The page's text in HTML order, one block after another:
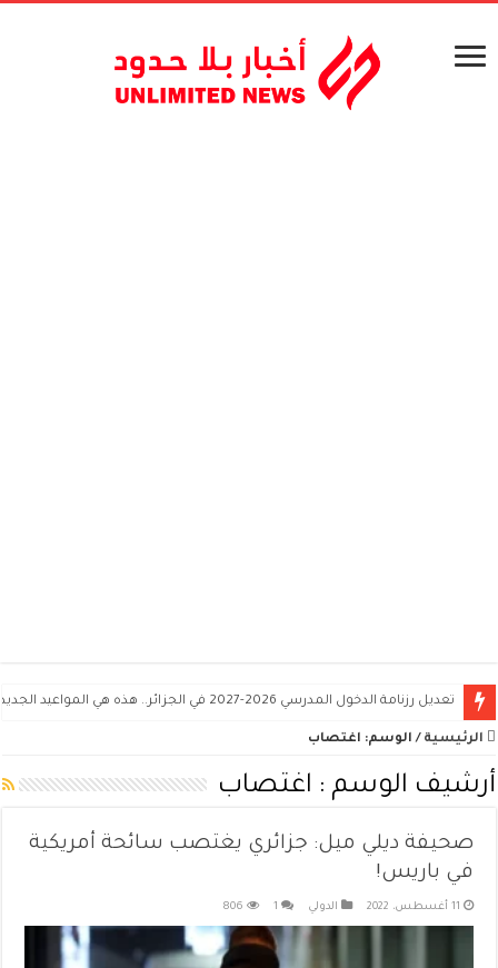
تعديل رزنامة الدخول المدرسي 2026-2027 في الجزائر.. هذه هي المواعيد الجديدة
الرئيسية / الوسم: اغتصاب
أرشيف الوسم : اغتصاب
صحيفة ديلي ميل: جزائري يغتصب سائحة أمريكية
في باريس!
11 أغسطس، 2022 الدولي 1
806